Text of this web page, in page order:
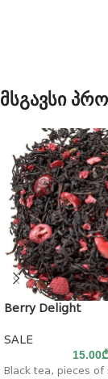
მსგავსი
Berry Delight
SALE
15.00₾
Black tea, pieces of